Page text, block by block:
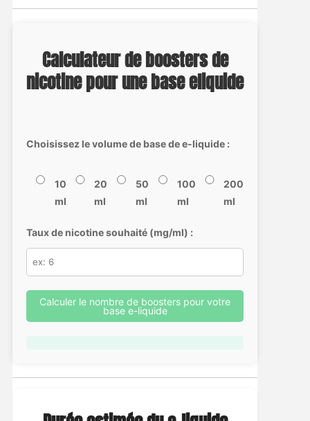
Calculateur de boosters de
nicotine pour une base eliquide
Choisissez le volume de base de e-liquide :
10
ml
20
ml
50
ml
100
ml
200
ml
Taux de nicotine souhaité (mg/ml) :
Calculer le nombre de boosters pour votre
base e-liquide